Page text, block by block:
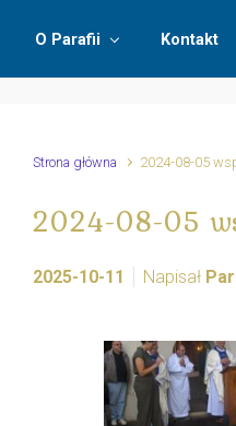
O Parafii Kontakt
Strona główna 2024-08-05
2024-08-05
2025-10-11 Napisał